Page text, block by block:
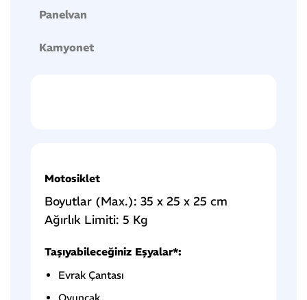
Panelvan
Kamyonet
Motosiklet
Boyutlar (Max.): 35 x 25 x 25 cm
Ağırlık Limiti: 5 Kg
Taşıyabileceğiniz Eşyalar*:
Evrak Çantası